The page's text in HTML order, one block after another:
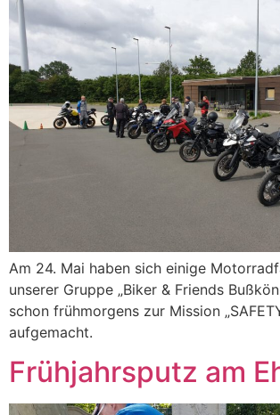
Am 24. Mai haben sich einige
unserer Gruppe „Biker & Friends
schon frühmorgens zur Mission
aufgemacht.
Frühjahrsputz am